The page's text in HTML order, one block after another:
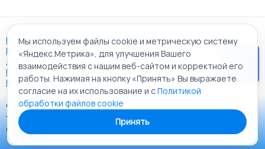
Пользовательское соглашение
Политика АО "РАД" в отношении обработки персональных
данных
Политика обработки файлов cookie
Карта сайта
© 2009 - 2026 АО «Российский аукционный дом»
универсальная торговая площадка. Все права защищены.
Создание сайта: Alt It Solutions
Мы используем файлы cookie и метрическую систему
«Яндекс.Метрика», для улучшения Вашего
взаимодействия с нашим веб-сайтом и корректной его
работы. Нажимая на кнопку «Принять» Вы выражаете
согласие на их использование и сПолитикой
обработки файлов cookie
Принять
Приложение «РАД Каталог»
Теперь у вас в кармане все торги ЭТП РАД Lot-online